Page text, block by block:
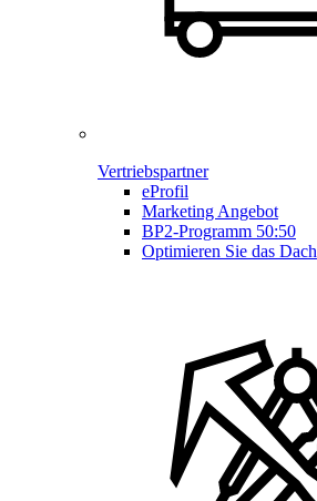
Vertriebspartner
eProfil
Marketing Angebot
BP2-Programm 50:50
Optimieren Sie das Dach